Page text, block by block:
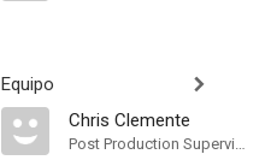
Equipo
Chris Clemente
Post Production Supervisor